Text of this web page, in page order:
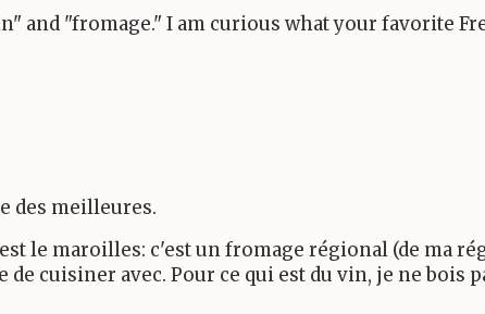
"fromage." I am curious what your favorite
des meilleures.
le maroilles: c'est un fromage régional (de ma
cuisiner avec. Pour ce qui est du vin, je ne bois